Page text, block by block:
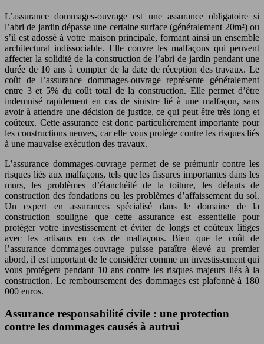
L’assurance dommages-ouvrage est une assurance obligatoire si
l’abri de jardin dépasse une certaine surface (généralement 20m²) ou
s’il est adossé à votre maison principale, formant ainsi un ensemble
architectural indissociable. Elle couvre les malfaçons qui peuvent
affecter la solidité de la construction de l’abri de jardin pendant une
durée de 10 ans à compter de la date de réception des travaux. Le
coût de l’assurance dommages-ouvrage représente généralement
entre 3 et 5% du coût total de la construction. Elle permet d’être
indemnisé rapidement en cas de sinistre lié à une malfaçon, sans
avoir à attendre une décision de justice, ce qui peut être très long et
coûteux. Cette assurance est donc particulièrement importante pour
les constructions neuves, car elle vous protège contre les risques liés
à une mauvaise exécution des travaux.
L’assurance dommages-ouvrage permet de se prémunir contre les
risques liés aux malfaçons, tels que les fissures importantes dans les
murs, les problèmes d’étanchéité de la toiture, les défauts de
construction des fondations ou les problèmes d’affaissement du sol.
Un expert en assurances spécialisé dans le domaine de la
construction souligne que cette assurance est essentielle pour
protéger votre investissement et éviter de longs et coûteux litiges
avec les artisans en cas de malfaçons. Bien que le coût de
l’assurance dommages-ouvrage puisse paraître élevé au premier
abord, il est important de le considérer comme un investissement qui
vous protégera pendant 10 ans contre les risques majeurs liés à la
construction. Le remboursement des dommages est plafonné à 180
000 euros.
Assurance responsabilité civile : une protection
contre les dommages causés à autrui